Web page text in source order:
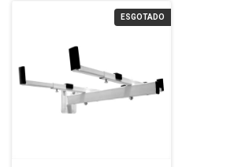
ESGOTADO